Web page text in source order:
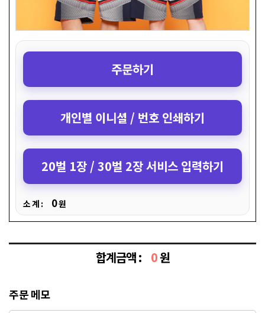
주문하기
개인별 이니셜 / 번호 인쇄하기
20벌 1장 / 30벌 2장 서비스 입력하기
소 계 : 0원
합계금액 : 0원
주문 메모